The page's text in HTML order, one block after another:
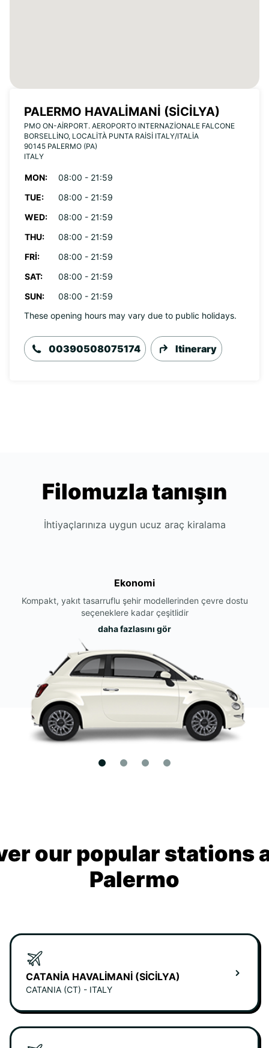
PALERMO HAVALIMANI (SICILYA)
PMO ON-AIRPORT. AEROPORTO INTERNAZIONALE FALCONE
BORSELLINO, LOCALITÀ PUNTA RAISI ITALY/ITALIA
90145 PALERMO (PA)
ITALY
MON:
08:00 - 21:59
TUE:
08:00 - 21:59
WED:
08:00 - 21:59
THU:
08:00 - 21:59
FRI:
08:00 - 21:59
SAT:
08:00 - 21:59
SUN:
08:00 - 21:59
These opening hours may vary due to public holidays.
00390508075174 Itinerary
Filomuzla tanışın
İhtiyaçlarınıza uygun ucuz araç kiralama
Ekonomi
Kompakt, yakıt tasarruflu şehir modellerinden çevre dostu
seçeneklere kadar çeşitlidir
daha fazlasını gör
our popular stations
Palermo
CATANIA HAVALIMANI (SICILYA)
CATANIA (CT) - ITALY